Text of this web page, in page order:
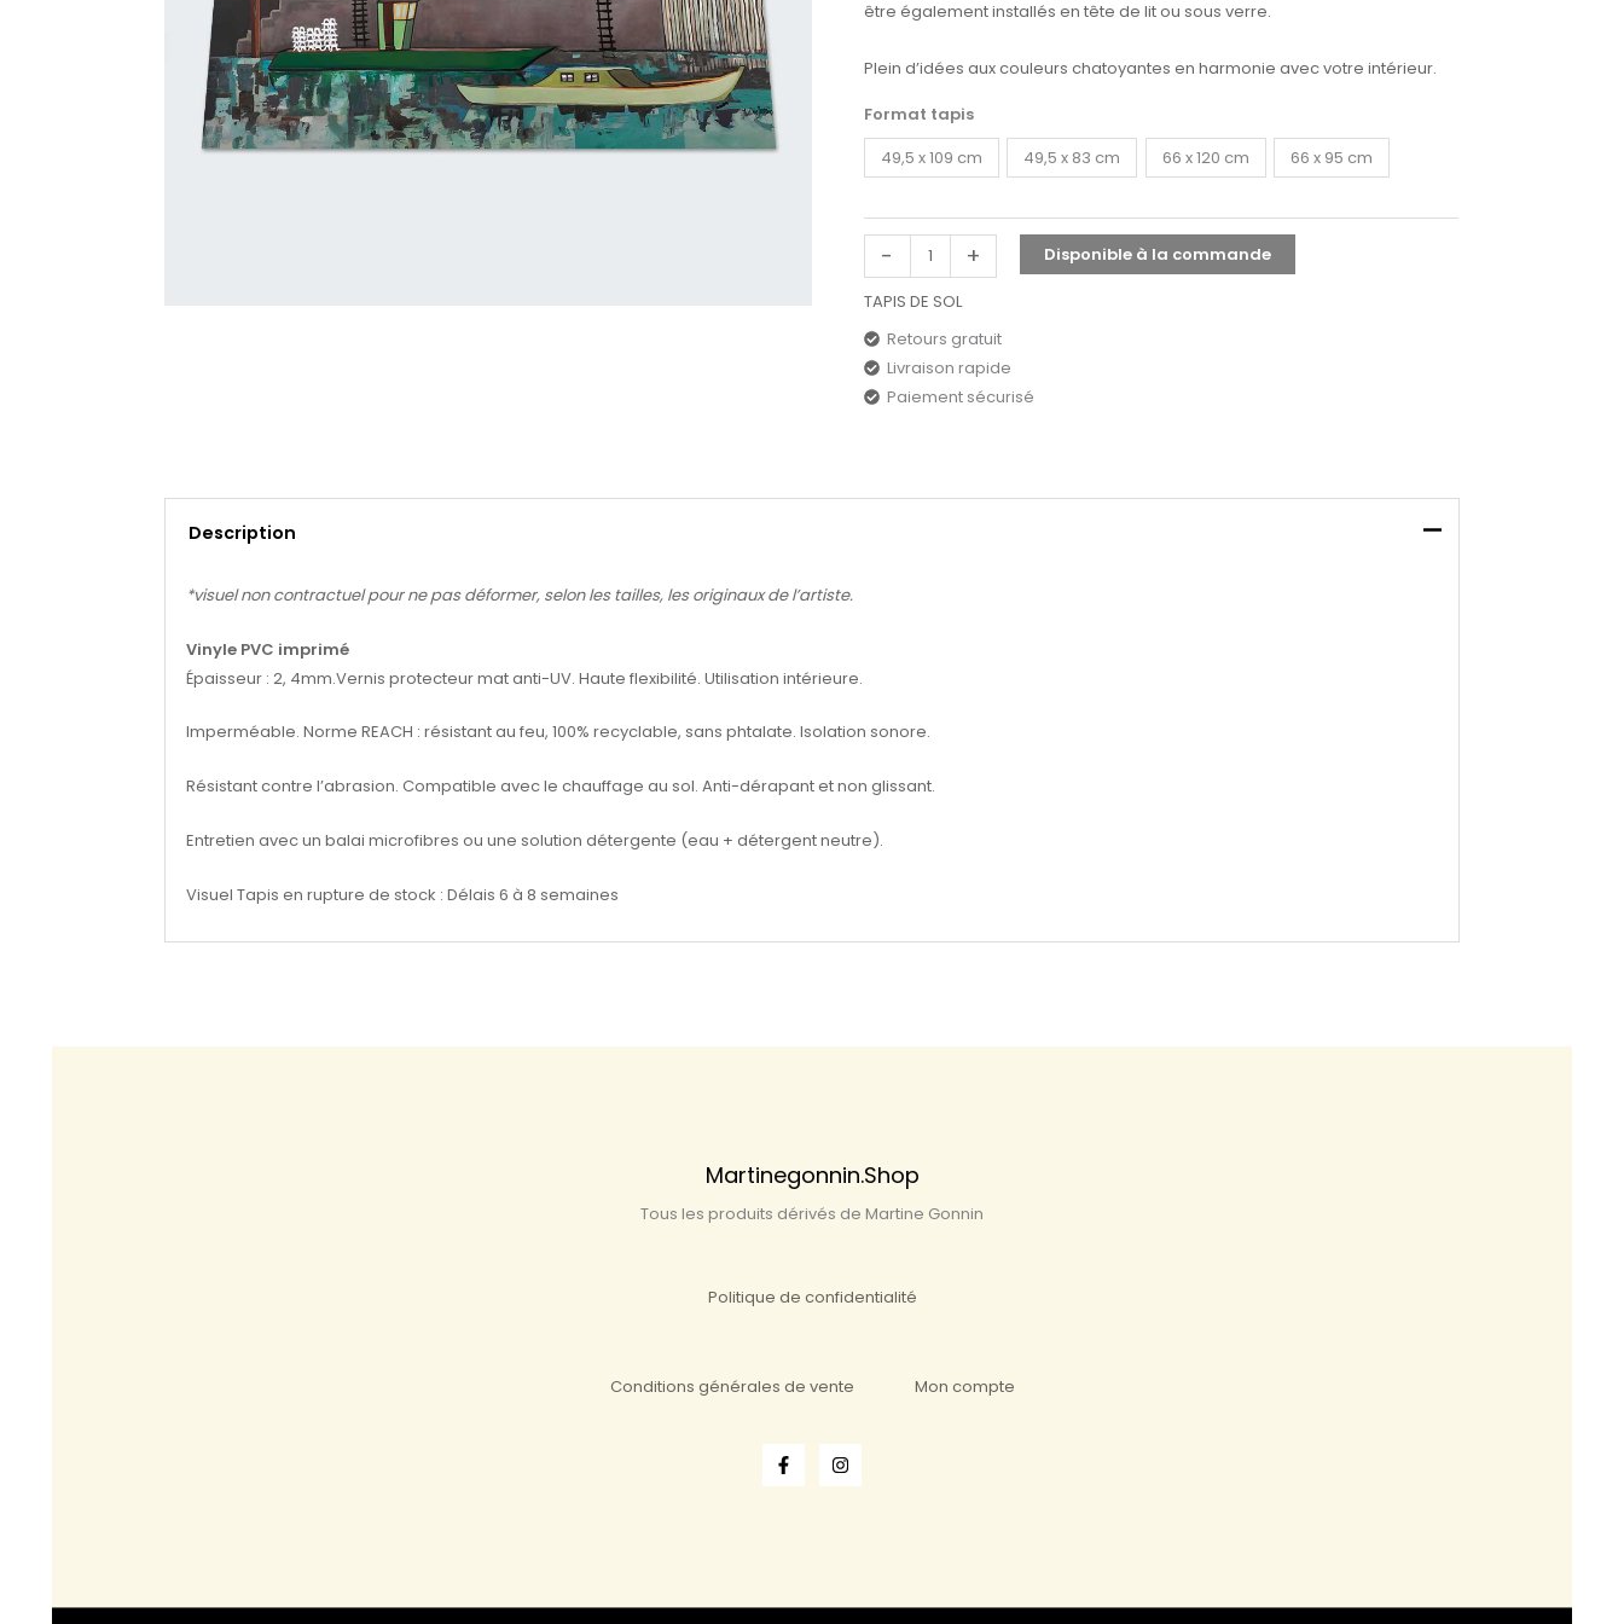
être également installés en tête de lit ou sous verre.
Plein d’idées aux couleurs chatoyantes en harmonie avec votre intérieur.
Format tapis
49,5 x 109 cm
49,5 x 83 cm 66 x 120 cm 66 x 95 cm
- + Disponible à la commande
TAPIS DE SOL
Retours gratuit
Livraison rapide
Paiement sécurisé
Description
*visuel non contractuel pour ne pas déformer, selon les tailles, les originaux de l’artiste.
Vinyle PVC imprimé
Épaisseur : 2, 4mm.Vernis protecteur mat anti-UV. Haute flexibilité. Utilisation intérieure.
Imperméable. Norme REACH : résistant au feu, 100% recyclable, sans phtalate. Isolation sonore.
Résistant contre l’abrasion. Compatible avec le chauffage au sol. Anti-dérapant et non glissant.
Entretien avec un balai microfibres ou une solution détergente (eau + détergent neutre).
Visuel Tapis en rupture de stock : Délais 6 à 8 semaines
Martinegonnin.shop
Tous les produits dérivés de Martine Gonnin
Politique de confidentialité
Conditions générales de vente Mon compte